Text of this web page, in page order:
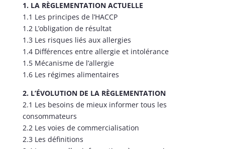
1. LA RÈGLEMENTATION ACTUELLE
1.1 Les principes de l’HACCP
1.2 L’obligation de résultat
1.3 Les risques liés aux allergies
1.4 Différences entre allergie et intolérance
1.5 Mécanisme de l’allergie
1.6 Les régimes alimentaires
2. L’ÉVOLUTION DE LA RÈGLEMENTATION
2.1 Les besoins de mieux informer tous les
consommateurs
2.2 Les voies de commercialisation
2.3 Les définitions